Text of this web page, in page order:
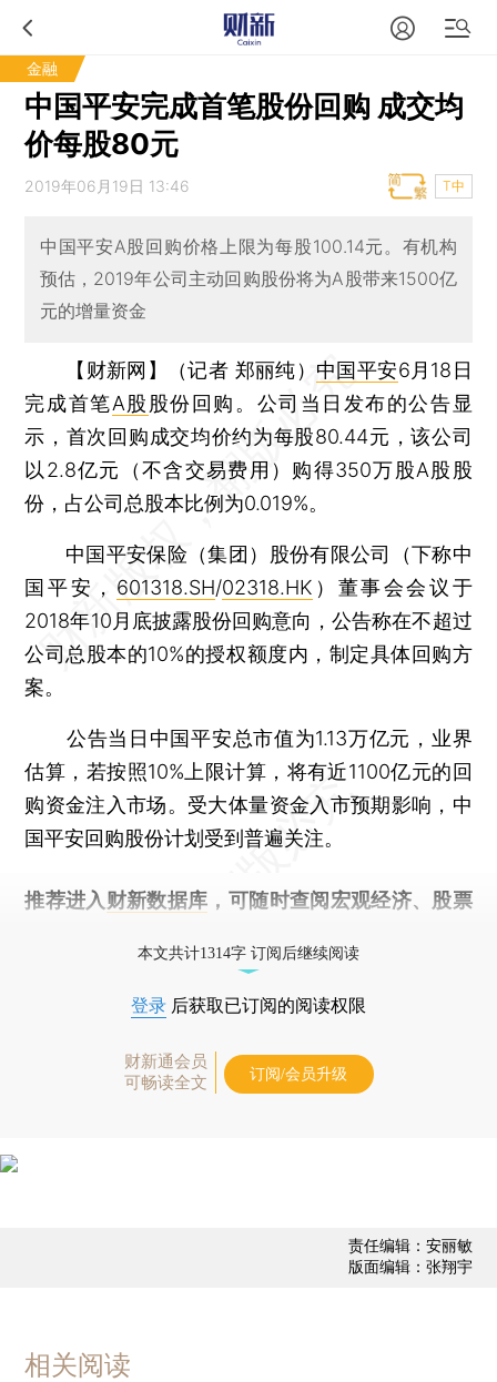
金融
中国平安完成首笔股份回购 成交均
价每股80元
2019年06月19日 13:46 T中
中国平安A股回购价格上限为每股100.14元。有机构
预估，2019年公司主动回购股份将为A股带来1500亿
元的增量资金
【财新网】（记者 郑丽纯） 中国平安6月18日
完成首笔A股 股份回购。公司当日发布的公告显
示，首次回购成交均价约为每股80.44元，该公司
以2.8亿元（不含交易费用）购得350万股A股股
份，占公司总股本比例为0.019%。
中国平安保险（集团）股份有限公司（下称中
国平安， 601318.SH/02318.HK ）董事会会议于
2018年10月底披露股份回购意向，公告称在不超过
公司总股本的10%的授权额度内，制定具体回购方
案。
公告当日中国平安总市值为1.13万亿元，业界
估算，若按照10%上限计算，将有近1100亿元的回
购资金注入市场。受大体量资金入市预期影响，中
国平安回购股份计划受到普遍关注。
推荐进入 财新数据库 ，可随时查阅宏观经济、股票
本文共计1314字 订阅后继续阅读
登录 后获取已订阅的阅读权限
财新通会员
可畅读全文
订阅/会员升级
责任编辑：安丽敏
版面编辑：张翔宇
相关阅读